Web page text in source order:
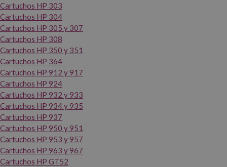
Cartuchos HP 303
Cartuchos HP 304
Cartuchos HP 305 y 307
Cartuchos HP 308
Cartuchos HP 350 y 351
Cartuchos HP 364
Cartuchos HP 912 y 917
Cartuchos HP 924
Cartuchos HP 932 y 933
Cartuchos HP 934 y 935
Cartuchos HP 937
Cartuchos HP 950 y 951
Cartuchos HP 953 y 957
Cartuchos HP 963 y 967
Cartuchos HP GT52